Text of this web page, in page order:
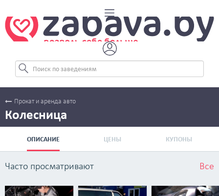
Прокат и аренда авто
Колесница
ОПИСАНИЕ ЦЕНЫ КУПОНЫ
Часто просматривают Все